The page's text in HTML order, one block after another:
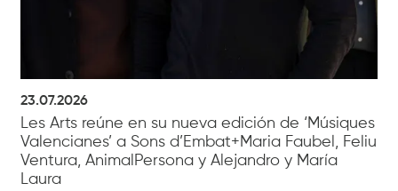
23.07.2026
Les Arts reúne en su nueva edición de ‘Músiques
Valencianes’ a Sons d’Embat+Maria Faubel, Feliu
Ventura, AnimalPersona y Alejandro y María
Laura